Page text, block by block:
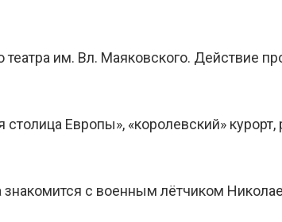
им. Вл. Маяковского. Действие
Европы», «королевский»
знакомится с военным лётчиком